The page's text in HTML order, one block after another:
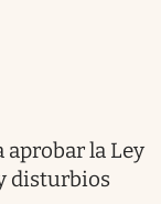
aprobar la Ley
disturbios